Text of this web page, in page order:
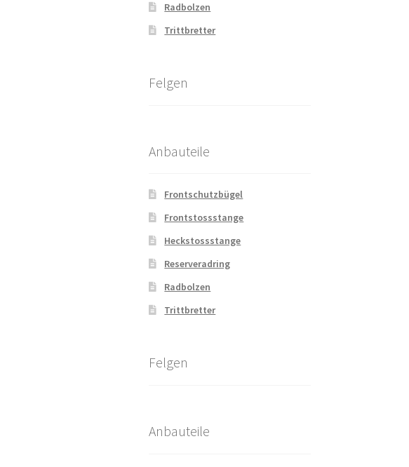
Radbolzen
Trittbretter
Felgen
Anbauteile
Frontschutzbügel
Frontstossstange
Heckstossstange
Reserveradring
Radbolzen
Trittbretter
Felgen
Anbauteile